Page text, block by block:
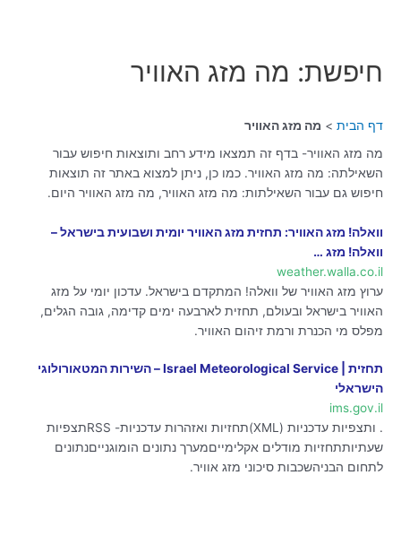
חיפשת: מה מזג האוויר
דף הבית
מה מזג האוויר
מה מזג האוויר- בדף זה תמצאו מידע רחב ותוצאות חיפוש עבור
השאילתה: מה מזג האוויר. כמו כן, ניתן למצוא באתר זה תוצאות
חיפוש גם עבור השאילתות: מה מזג האוויר, מה מזג האוויר היום.
וואלה! מזג האוויר: תחזית מזג האוויר יומית ושבועית בישראל –
וואלה! מזג …
weather.walla.co.il
ערוץ מזג האוויר של וואלה! המתקדם בישראל. עדכון יומי על מזג
האוויר בישראל ובעולם, תחזית לארבעה ימים קדימה, גובה הגלים,
מפלס מי הכנרת ורמת זיהום האוויר.
תחזית | Israel Meteorological Service – השירות המטאורולוגי
הישראלי
ims.gov.il
. ותצפיות עדכניות (XML)תחזיות ואזהרות עדכניות- RSSתצפיות
שעתיותתחזיות מודלים אקלימייםמערך נתונים הומוגנייםנתונים
לתחום הבניהשכבות סיכוני מזג אוויר.